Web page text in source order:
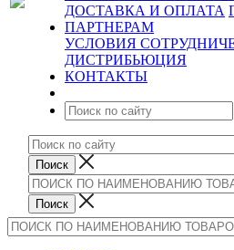
ДОСТАВКА И ОПЛАТА
ПАРТНЕРАМ
УСЛОВИЯ
ДИСТРИБЬЮЦИЯ
КОНТАКТЫ